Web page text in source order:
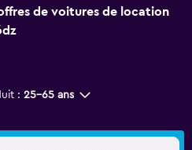
de voitures de location
: 25-65 ans